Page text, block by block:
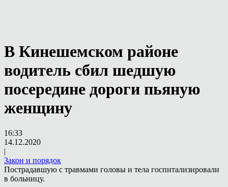
В Кинешемском районе
водитель сбил шедшую
посередине дороги пьяную
женщину
16:33
14.12.2020
|
Закон и порядок
Пострадавшую с травмами головы и тела госпитализировали
в больницу.